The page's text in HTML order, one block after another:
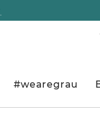
#wearegrau